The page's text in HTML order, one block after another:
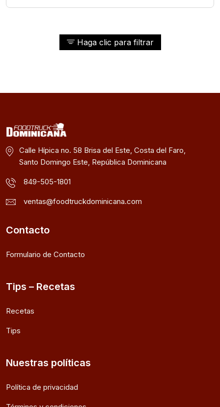
Haga clic para filtrar
Calle Hípica no. 58 Brisa del Este, Costa del Faro,
Santo Domingo Este, República Dominicana
849-505-1801
ventas@foodtruckdominicana.com
Contacto
Formulario de Contacto
Tips – Recetas
Recetas
Tips
Nuestras políticas
Política de privacidad